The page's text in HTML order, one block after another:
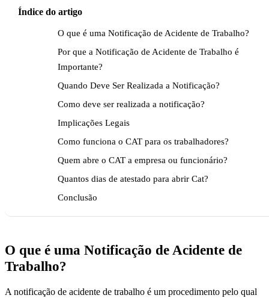
Índice do artigo
O que é uma Notificação de Acidente de Trabalho?
Por que a Notificação de Acidente de Trabalho é
Importante?
Quando Deve Ser Realizada a Notificação?
Como deve ser realizada a notificação?
Implicações Legais
Como funciona o CAT para os trabalhadores?
Quem abre o CAT a empresa ou funcionário?
Quantos dias de atestado para abrir Cat?
Conclusão
O que é uma Notificação de Acidente de
Trabalho?
A notificação de acidente de trabalho é um procedimento pelo qual